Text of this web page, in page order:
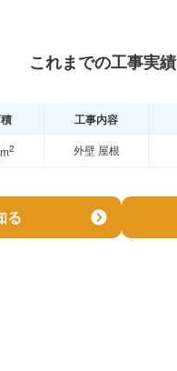
これまでの工事実績
工事内容
2 外壁 屋根
る